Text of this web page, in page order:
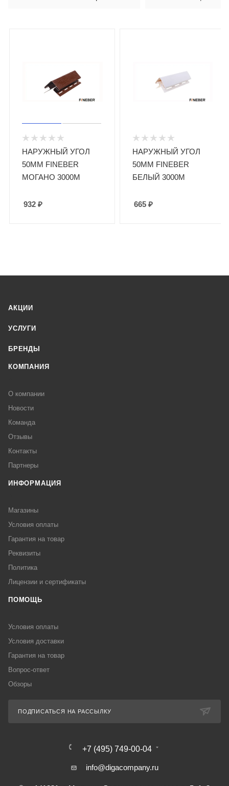
НАРУЖНЫЙ УГОЛ
50ММ FINEBER
МОГАНО 3000М
932 ₽
НАРУЖНЫЙ УГОЛ
50ММ FINEBER
БЕЛЫЙ 3000М
665 ₽
АКЦИИ
УСЛУГИ
БРЕНДЫ
КОМПАНИЯ
О компании
Новости
Команда
Отзывы
Контакты
Партнеры
ИНФОРМАЦИЯ
Магазины
Условия оплаты
Гарантия на товар
Реквизиты
Политика
Лицензии и сертификаты
ПОМОЩЬ
Условия оплаты
Условия доставки
Гарантия на товар
Вопрос-ответ
Обзоры
ПОДПИСАТЬСЯ НА РАССЫЛКУ
+7 (495) 749-00-04
info@digacompany.ru